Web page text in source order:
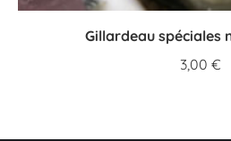
Gillardeau spéciales
3,00 €